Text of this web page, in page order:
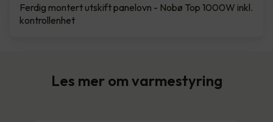
Ferdig montert utskift panelovn - Nobø Top 1000W inkl.
kontrollenhet
Les mer om varmestyring